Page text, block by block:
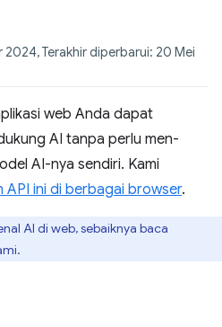
Terakhir diperbarui: 20 Mei
web Anda dapat
AI tanpa perlu men-
AI-nya sendiri. Kami
API ini di berbagai browser.
AI di web, sebaiknya baca